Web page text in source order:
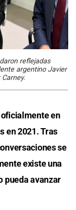
reflejadas
argentino Javier
en
en 2021. Tras
se
existe una
pueda avanzar